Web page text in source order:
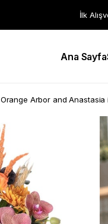
İlk
Ana Sayfa
Orange Arbor and